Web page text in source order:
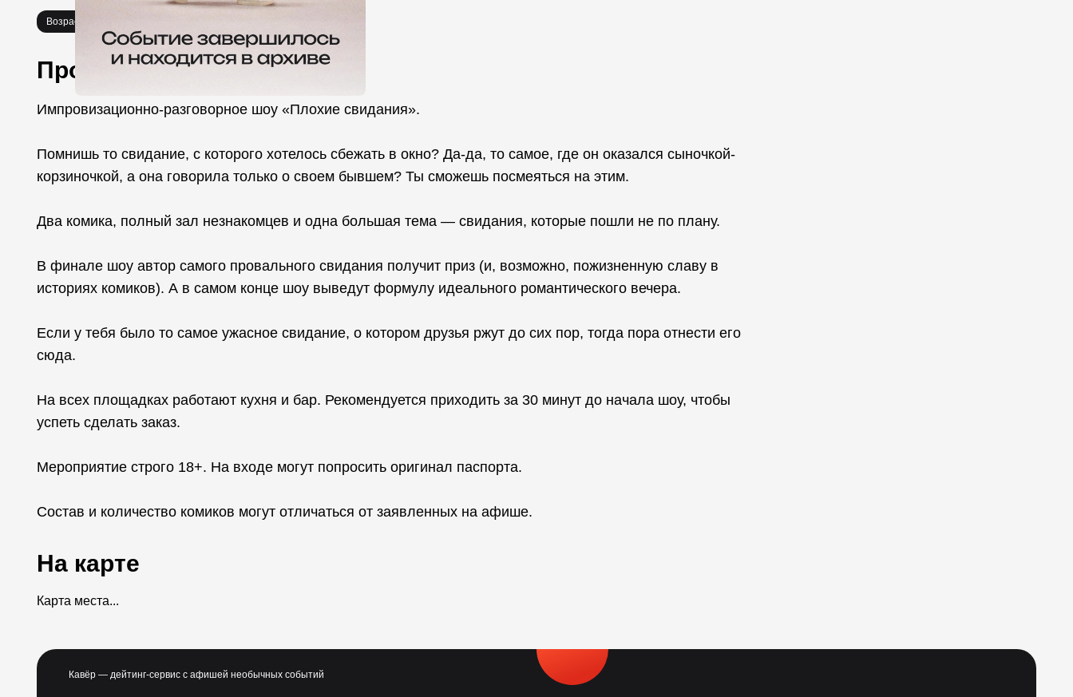
Возраст 18+
Про событие
Импровизационно-разговорное шоу «Плохие свидания».
Помнишь то свидание, с которого хотелось сбежать в окно? Да-да, то самое, где он оказался сыночкой-
корзиночкой, а она говорила только о своем бывшем? Ты сможешь посмеяться на этим.
Два комика, полный зал незнакомцев и одна большая тема — свидания, которые пошли не по плану.
В финале шоу автор самого провального свидания получит приз (и, возможно, пожизненную славу в
историях комиков). А в самом конце шоу выведут формулу идеального романтического вечера.
Если у тебя было то самое ужасное свидание, о котором друзья ржут до сих пор, тогда пора отнести его
сюда.
На всех площадках работают кухня и бар. Рекомендуется приходить за 30 минут до начала шоу, чтобы
успеть сделать заказ.
Мероприятие строго 18+. На входе могут попросить оригинал паспорта.
Состав и количество комиков могут отличаться от заявленных на афише.
На карте
Карта места...
Кавёр — дейтинг-сервис с афишей необычных событий